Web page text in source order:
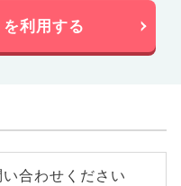
利用する
合わせください